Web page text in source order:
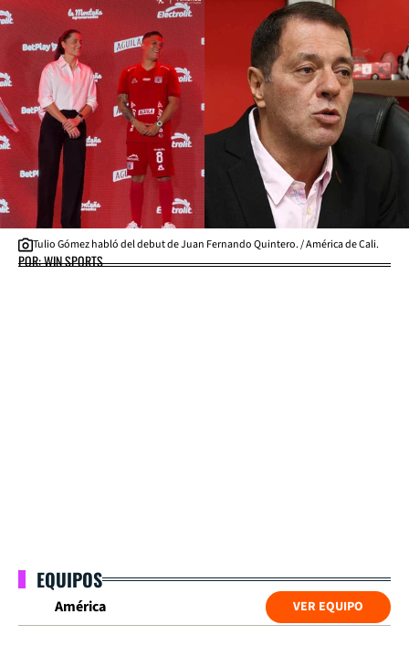
Tulio Gómez habló del debut de Juan Fernando Quintero. / América de Cali.
POR: WIN SPORTS
EQUIPOS
América VER EQUIPO